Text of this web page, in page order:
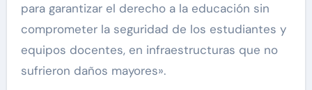
para garantizar el derecho a la educación sin
comprometer la seguridad de los estudiantes y
equipos docentes, en infraestructuras que no
sufrieron daños mayores».